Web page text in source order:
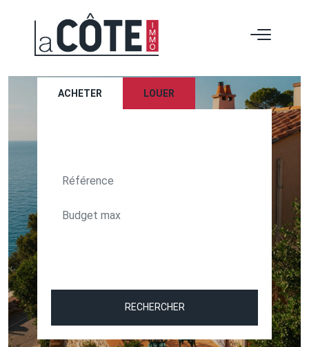
ACHETER LOUER
RECHERCHER